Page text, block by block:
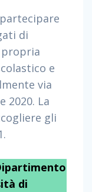
di
e
via
2020. La
gli
di